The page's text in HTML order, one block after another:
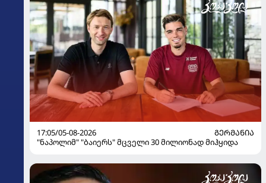
17:05/05-08-2026
ᲒᲔᲠᲛᲐᲜᲘᲐ
"ნაპოლიმ" "ბაიერს" მცველი 30 მილიონად მიჰყიდა